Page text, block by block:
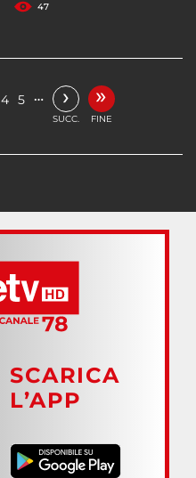
47
4 5 … ›
SUCC.
»
FINE
SCARICA
L’APP